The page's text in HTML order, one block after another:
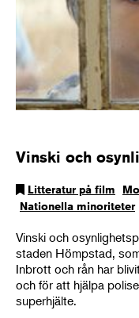
Vinski och
Litteratur på film
Nationella minoriteter
Vinski och
staden Hömpstad,
Inbrott och rån har
och för att hjälpa
superhjälte.